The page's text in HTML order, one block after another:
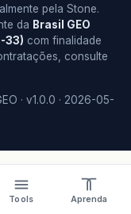
pela Stone.
da Brasil GEO
33) com finalidade
consulte
· v1.0.0 · 2026-05-
Tools Aprenda